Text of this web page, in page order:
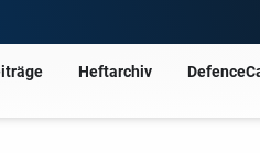
Heftarchiv